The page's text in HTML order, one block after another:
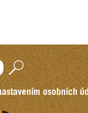
osobních